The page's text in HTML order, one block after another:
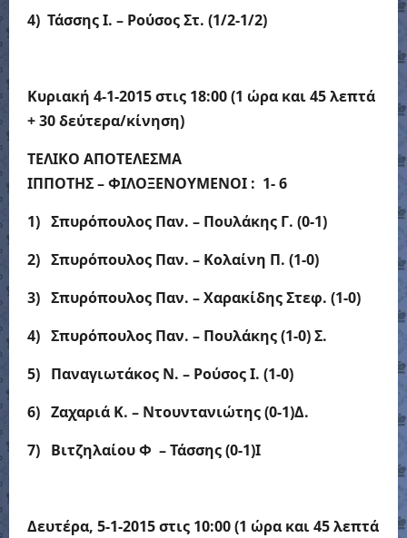
4) Τάσσης Ι. – Ρούσος Στ. (1/2-1/2)
Κυριακή 4-1-2015 στις 18:00(1 ώρα και 45 λεπτά
+ 30 δεύτερα/κίνηση)
ΤΕΛΙΚΟ ΑΠΟΤΕΛΕΣΜΑ
ΙΠΠΟΤΗΣ – ΦΙΛΟΞΕΝΟΥΜΕΝΟΙ : 1- 6
1) Σπυρόπουλος Παν. – Πουλάκης Γ. (0-1)
2) Σπυρόπουλος Παν. – Κολαίνη Π. (1-0)
3) Σπυρόπουλος Παν. – Χαρακίδης Στεφ. (1-0)
4) Σπυρόπουλος Παν. – Πουλάκης (1-0) Σ.
5) Παναγιωτάκος Ν. – Ρούσος Ι. (1-0)
6) Ζαχαριά Κ. – Ντουντανιώτης (0-1)Δ.
7) Βιτζηλαίου Φ – Τάσσης (0-1)Ι
Δευτέρα, 5-1-2015 στις 10:00(1 ώρα και 45 λεπτά